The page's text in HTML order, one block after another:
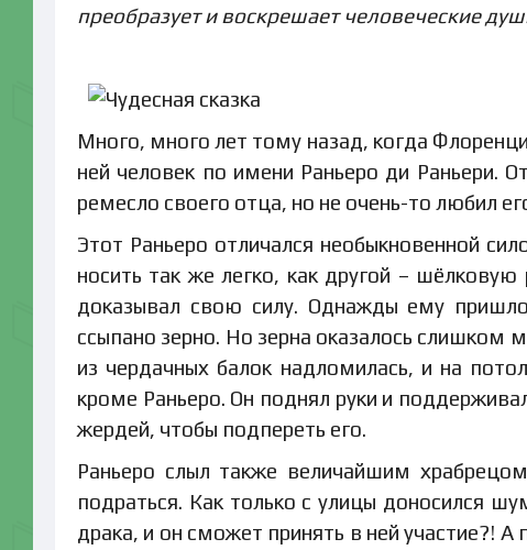
преобразует и воскрешает человеческие
Много, много лет тому назад, когда
ней человек по имени Раньеро ди Раньери.
ремесло своего отца, но не очень-то любил
Этот Раньеро отличался необыкновенной
носить так же легко, как другой –
доказывал свою силу. Однажды ему
ссыпано зерно. Но зерна оказалось слишком
из чердачных балок надломилась, и на
кроме Раньеро. Он поднял руки и
жердей, чтобы подпереть его.
Раньеро слыл также величайшим
подраться. Как только с улицы доносился
драка, и он сможет принять в ней участие?!